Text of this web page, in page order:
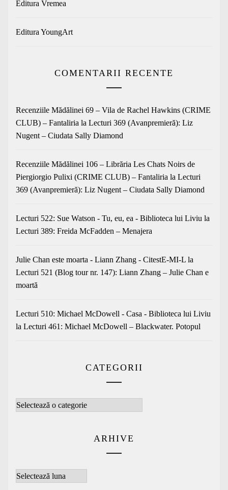
Editura Vremea
Editura YoungArt
COMENTARII RECENTE
Recenziile Mădălinei 69 – Vila de Rachel Hawkins (CRIME
CLUB) – Fantaliria la Lecturi 369 (Avanpremieră): Liz
Nugent – Ciudata Sally Diamond
Recenziile Mădălinei 106 – Librăria Les Chats Noirs de
Piergiorgio Pulixi (CRIME CLUB) – Fantaliria la Lecturi
369 (Avanpremieră): Liz Nugent – Ciudata Sally Diamond
Lecturi 522: Sue Watson - Tu, eu, ea - Biblioteca lui Liviu la
Lecturi 389: Freida McFadden – Menajera
Julie Chan este moarta - Liann Zhang - CitestE-MI-L la
Lecturi 521 (Blog tour nr. 147): Liann Zhang – Julie Chan e
moartă
Lecturi 510: Michael McDowell - Casa - Biblioteca lui Liviu
la Lecturi 461: Michael McDowell – Blackwater. Potopul
CATEGORII
Categorii
ARHIVE
Arhive